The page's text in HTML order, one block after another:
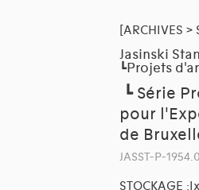
[ARCHIVES >
Jasinski
┗Projets
┗ Série
pour
de
JASST-P-
STOCKAGE